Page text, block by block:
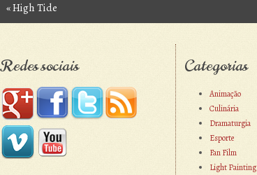
Post navigation
«High Tide
Redes sociais Categorias
Animação
Culinária
Dramaturgia
Esporte
Fan Film
Light Painting